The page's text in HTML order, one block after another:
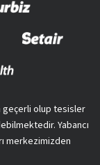
geçerli olup tesisler
Yabancı
merkezimizden